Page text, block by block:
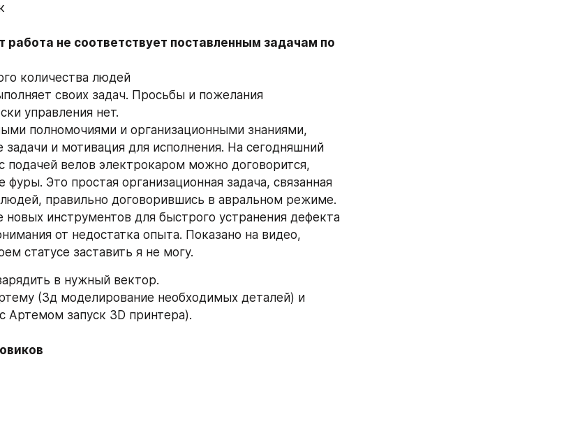
работа не соответствует поставленным задачам по
количества людей
своих задач. Просьбы и пожелания
управления нет.
полномочиями и организационными знаниями,
задачи и мотивация для исполнения. На сегодняшний
подачей велов электрокаром можно договорится,
фуры. Это простая организационная задача, связанная
правильно договорившись в авральном режиме.
новых инструментов для быстрого устранения дефекта
от недостатка опыта. Показано на видео,
статусе заставить я не могу.
в нужный вектор.
(3д моделирование необходимых деталей) и
запуск 3D принтера).